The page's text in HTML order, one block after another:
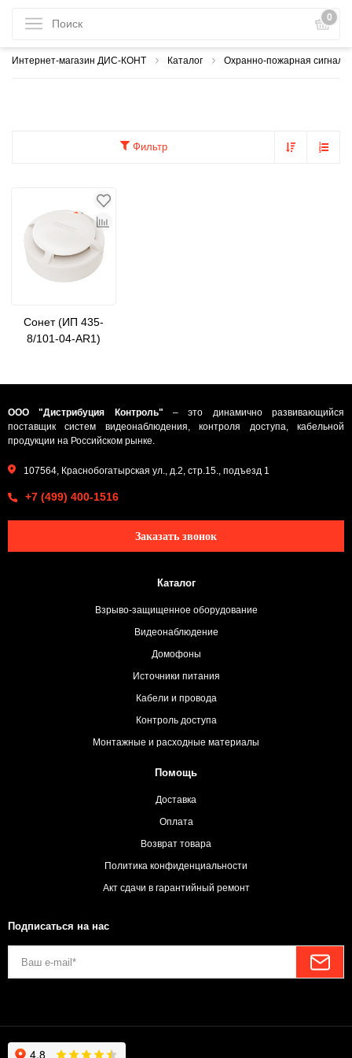
0
Интернет-магазин ДИС-КОНТ Каталог Охранно-пожарная
Фильтр
Сонет (ИП 435-
8/101-04-AR1)
ООО "Дистрибуция Контроль" – это динамично развивающийся
поставщик систем видеонаблюдения, контроля доступа, кабельной
продукции на Российском рынке.
107564, Краснобогатырская ул., д.2, стр.15., подъезд 1
+7 (499) 400-1516
Заказать звонок
Каталог
Взрыво-защищенное оборудование
Видеонаблюдение
Домофоны
Источники питания
Кабели и провода
Контроль доступа
Монтажные и расходные материалы
Помощь
Доставка
Оплата
Возврат товара
Политика конфиденциальности
Акт сдачи в гарантийный ремонт
Подписаться на нас